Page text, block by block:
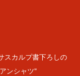
スカルプ書下ろしの
ンシャツ"